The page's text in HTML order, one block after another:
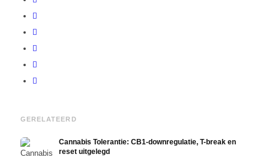
GERELATEERD
Cannabis Tolerantie: CB1-downregulatie, T-break en
reset uitgelegd